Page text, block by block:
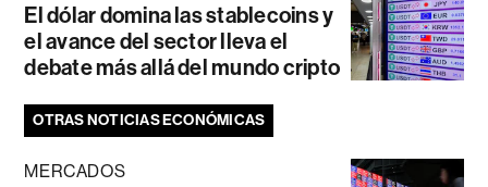
El dólar domina las stablecoins y
el avance del sector lleva el
debate más allá del mundo cripto
OTRAS NOTICIAS ECONÓMICAS
MERCADOS